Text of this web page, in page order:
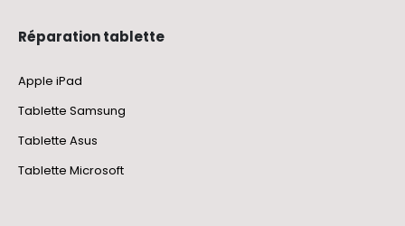
Réparation tablette
Apple iPad
Tablette Samsung
Tablette Asus
Tablette Microsoft